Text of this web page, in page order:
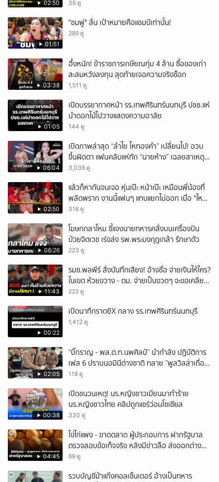
02:50
ปลอมก่อนแชร์
36 ดู
01:51
"ชมพู่" ลั่น เป้าหมายคือแชมป์เท่านั้น!
289 ดู
03:38
อึ้งหนัก! ข้าราชการเกษียณทุ่ม 4 ล้าน ซื้อของเก่า
สะสมหวังลงทุน สุดท้ายเจอความจริงช็อก
1,511 ดู
01:05
เปิดบรรยากาศหน้า รร.เทพศิรินทร์นนทบุรี ปชช.แห่
นำดอกไม้ไปวางแสดงความอาลัย
144 ดู
06:04
เปิดภาพล่าสุด “ลำไย ไหทองคำ” เปลี่ยนไป! อวบ
ขึ้นผิดตา แฟนคลับแห่ทัก “นายห้าง” เฉลยสาเหตุ
ชัด!
3,036 ดู
02:50
แล้วก็หากันจนเจอ หุ่นเป๊ะ หน้าเป๊ะ เหมือนพี่น้องที่
พลัดพราก งานนี้แฟนๆ แทบแยกไม่ออก เมื่อ "ใหม่
พัชรี" นักร้องคนดัง เจอแฝดสาขาอินเดีย พร้อม
316 ดู
06:26
โฆษกกลาโหม ชี้แจงนายทหารคลั่งบนเครื่องบิน
ป่วยจิตเวช เร่งส่ง รพ.พระมงกุฎเกล้า รักษาตัว
223 ดู
11:43
รมช.พลพีร์ สั่งบันทึกเสียง! อ้างชื่อ จ่ายเงินให้ใคร?
ในเขต ห้วยขวาง - ตม. จ่ายเป็นงวดๆ จะขอเคลียร์
รัฐมนตรี ขณะถูกค้นร้าน
222 ดู
00:22
เปิดนาทีกราดยิX กลาง รร.เทพศิรินทร์นนทบุรี
1,412 ดู
02:05
“บิ๊กราญ - พล.ต.ท.นพศิลป์” นำกำลัง ปฏิบัติการ
เฟส 6 ปราบนอมินีต่างชาติ ทลาย ”พูลวิลล่าเถื่อน“
หัวหิน
118 ดู
00:38
เปิดชนวนเหตุ! นร.หญิงชาวเมียนมาทำร้าย
นร.หญิงชาวไทย คลิปถูกแชร์ว่อนโซเชียล
330 ดู
04:45
ไข่ไก่แพง - ขาดตลาด ผู้ประกอบการ ฝากรัฐบาล
ตรวจสอบข้อเท็จจริง หลังมีข่าวลือ ส่งออกต่าง
ประเทศ
69 ดู
รวบบัญชีม้าแก๊งคอลเซ็นเตอร์ อ้างเป็นทหาร